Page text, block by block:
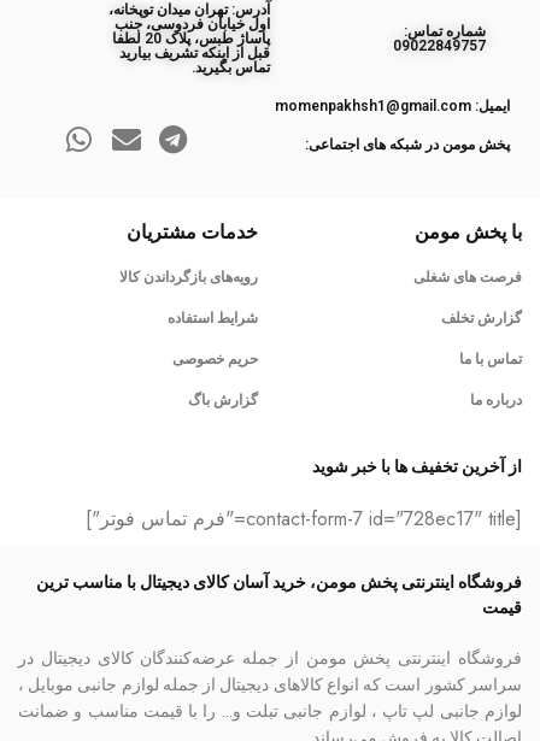
ﺷﻤﺎره ﺗﻤﺎس:
09022849757
آدرس: تهران میدان توپخانه،
اول خیابان فردوسی، جنب
پاساژ طبس، پلاک 20 لطفا
قبل از اینکه تشریف بیارید
تماس بگیرید.
ایمیل: momenpakhsh1@gmail.com
پخش مومن در شبکه های اجتماعی:
با پخش مومن
فرصت های شغلی
گزارش تخلف
تماس با ما
درباره ما
خدمات مشتریان
رویه‌های بازگرداندن کالا
شرایط استفاده
حریم خصوصی
گزارش باگ
از آخرین تخفیف ها با خبر شوید
[contact-form-7 id="728ec17" title="فرم تماس فوتر"]
فروشگاه اینترنتی پخش مومن، خرید آسان کالای دیجیتال با مناسب ترین
قیمت
فروشگاه اینترنتی پخش مومن از جمله عرضه‌کنندگان کالای دیجیتال در
سراسر کشور است که انواع کالاهای دیجیتال از جمله لوازم جانبی موبایل ،
لوازم جانبی لپ تاپ ، لوازم جانبی تبلت و… را با قیمت مناسب و ضمانت